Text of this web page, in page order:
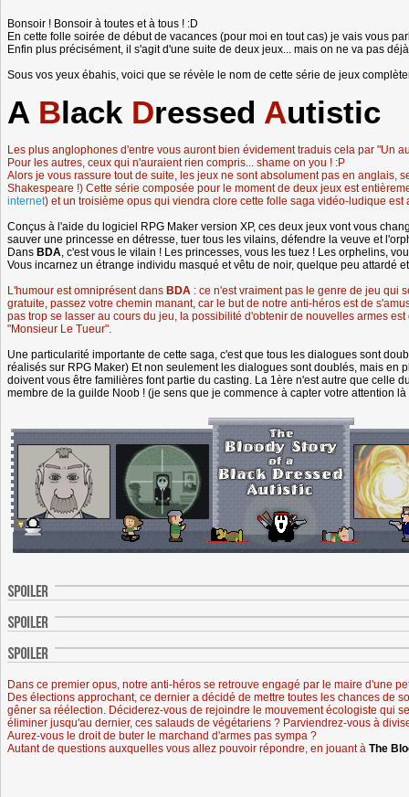
Bonsoir ! Bonsoir à toutes et à tous ! :D
En cette folle soirée de début de vacances (pour moi en tout cas) je vais vous
Enfin plus précisément, il s'agit d'une suite de deux jeux... mais on ne va pas
Sous vos yeux ébahis, voici que se révèle le nom de cette série de jeux
A Black Dressed Autistic
Les plus anglophones d'entre vous auront bien évidement traduis cela par "Un
Pour les autres, ceux qui n'auraient rien compris... shame on you ! :P
Alors je vous rassure tout de suite, les jeux ne sont absolument pas en anglais,
Shakespeare !) Cette série composée pour le moment de deux jeux est
internet) et un troisième opus qui viendra clore cette folle saga vidéo-ludique est
Conçus à l'aide du logiciel RPG Maker version XP, ces deux jeux vont vous
sauver une princesse en détresse, tuer tous les vilains, défendre la veuve et
Dans BDA, c'est vous le vilain ! Les princesses, vous les tuez ! Les orphelins,
Vous incarnez un étrange individu masqué et vêtu de noir, quelque peu attardé
L'humour est omniprésent dans BDA : ce n'est vraiment pas le genre de jeu qui
gratuite, passez votre chemin manant, car le but de notre anti-héros est de
pas trop se lasser au cours du jeu, la possibilité d'obtenir de nouvelles armes
"Monsieur Le Tueur".
Une particularité importante de cette saga, c'est que tous les dialogues sont
réalisés sur RPG Maker) Et non seulement les dialogues sont doublés, mais en
doivent vous être familières font partie du casting. La 1ère n'est autre que celle
membre de la guilde Noob ! (je sens que je commence à capter votre attention là
Dans ce premier opus, notre anti-héros se retrouve engagé par le maire d'une
Des élections approchant, ce dernier a décidé de mettre toutes les chances de
gêner sa réélection. Déciderez-vous de rejoindre le mouvement écologiste qui
éliminer jusqu'au dernier, ces salauds de végétariens ? Parviendrez-vous à
Aurez-vous le droit de buter le marchand d'armes pas sympa ?
Autant de questions auxquelles vous allez pouvoir répondre, en jouant à The